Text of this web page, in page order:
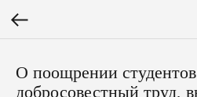
О поощрении
добросовестный труд,